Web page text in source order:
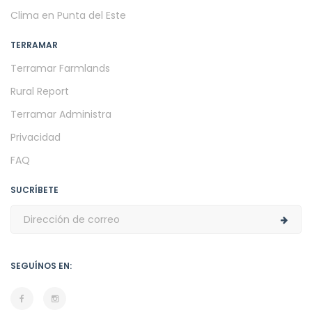
Clima en Punta del Este
TERRAMAR
Terramar Farmlands
Rural Report
Terramar Administra
Privacidad
FAQ
SUCRÍBETE
SEGUÍNOS EN: